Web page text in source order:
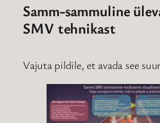
Samm-sammuline
SMV tehnikast
Vajuta pildile, et avada see